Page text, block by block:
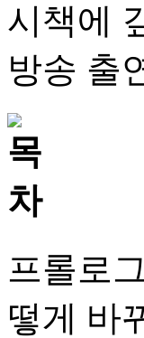
시책에
방송 출
프롤로
떻게 바